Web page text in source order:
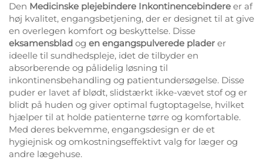
Den Medicinske plejebindere Inkontinencebindere er af
høj kvalitet, engangsbetjening, der er designet til at give
en overlegen komfort og beskyttelse. Disse
eksamensblad og en engangspulverede plader er
ideelle til sundhedspleje, idet de tilbyder en
absorberende og pålidelig løsning til
inkontinensbehandling og patientundersøgelse. Disse
puder er lavet af blødt, slidstærkt ikke-vævet stof og er
blidt på huden og giver optimal fugtoptagelse, hvilket
hjælper til at holde patienterne tørre og komfortable.
Med deres bekvemme, engangsdesign er de et
hygiejnisk og omkostningseffektivt valg for læger og
andre lægehuse.